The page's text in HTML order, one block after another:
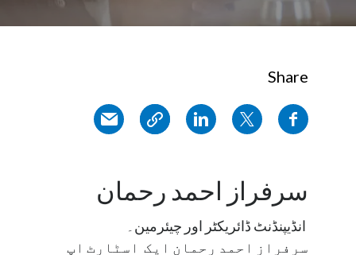
Share
سرفراز احمد رحمان
انڈیپنڈنٹ ڈائریکٹر اور چیئرمین
سرفراز احمد رحمان ایک اسٹارٹ اپ